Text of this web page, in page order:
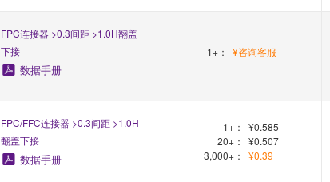
FPC连接器 >0.3间距 >1.0H翻盖
下接
数据手册
1+： ¥咨询客服
FPC/FFC连接器 >0.3间距 >1.0H
翻盖下接
数据手册
1+：
¥0.585
20+：
¥0.507
3,000+：
¥0.39